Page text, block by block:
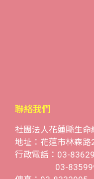
聯絡我們
社團法人花蓮縣生命
地址：花蓮市林森
行政電話：03-
03-